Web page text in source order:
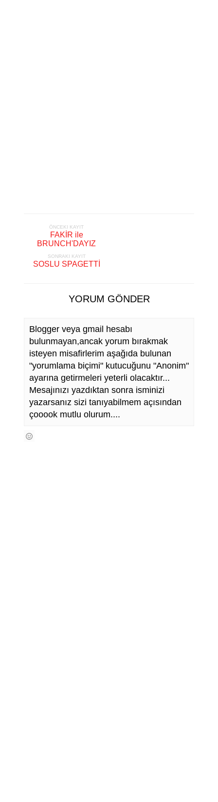
ÖNCEKI KAYIT
FAKİR ile
BRUNCH'DAYIZ
SONRAKI KAYIT
SOSLU SPAGETTİ
YORUM GÖNDER
Blogger veya gmail hesabı
bulunmayan,ancak yorum bırakmak
isteyen misafirlerim aşağıda bulunan
"yorumlama biçimi" kutucuğunu "Anonim"
ayarına getirmeleri yeterli olacaktır...
Mesajınızı yazdıktan sonra isminizi
yazarsanız sizi tanıyabilmem açısından
çooook mutlu olurum....